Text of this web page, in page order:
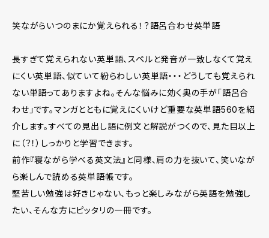
笑ながらいつのまにか覚えられる！？語呂合わせ英単語
長すぎて覚えられない英単語、スペルと発音が一致しなくて覚え
にくい英単語、似ていて紛らわしい英単語・・・どうしても覚えられ
ない単語ってありますよね。そんな悩みに効く奥の手が「語呂合
わせ」です。マンガとともに覚えにくいけど重要な英単語560を紹
介します。すべての見出し語に例文と解説がつくので、見た目以上
に（？！）しっかりと学習できます。
前作『寝ながら学べる英文法』と同様、肩の力を抜いて、笑いなが
ら楽しんで読める英単語帳です。
堅苦しい勉強は好きじゃない、もっと楽しみながら英語を勉強し
たい、そんな方にピッタリの一冊です。